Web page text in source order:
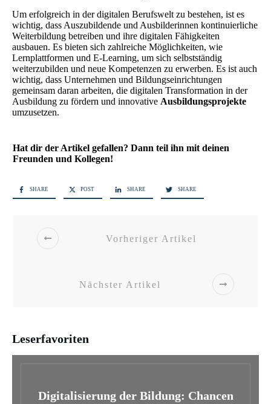
Um erfolgreich in der digitalen Berufswelt zu bestehen, ist es
wichtig, dass Auszubildende und Ausbilderinnen kontinuierliche
Weiterbildung betreiben und ihre digitalen Fähigkeiten
ausbauen. Es bieten sich zahlreiche Möglichkeiten, wie
Lernplattformen und E-Learning, um sich selbstständig
weiterzubilden und neue Kompetenzen zu erwerben. Es ist auch
wichtig, dass Unternehmen und Bildungseinrichtungen
gemeinsam daran arbeiten, die digitalen Transformation in der
Ausbildung zu fördern und innovative Ausbildungsprojekte
umzusetzen.
Hat dir der Artikel gefallen? Dann teil ihn mit deinen
Freunden und Kollegen!
SHARE POST SHARE SHARE
Vorheriger Artikel
Nächster Artikel
Leserfavoriten
Digitalisierung der Bildung: Chancen